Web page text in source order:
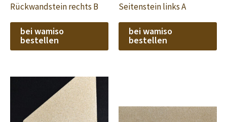
Rückwandstein rechts B
bei wamiso
bestellen
Seitenstein links A
bei wamiso
bestellen